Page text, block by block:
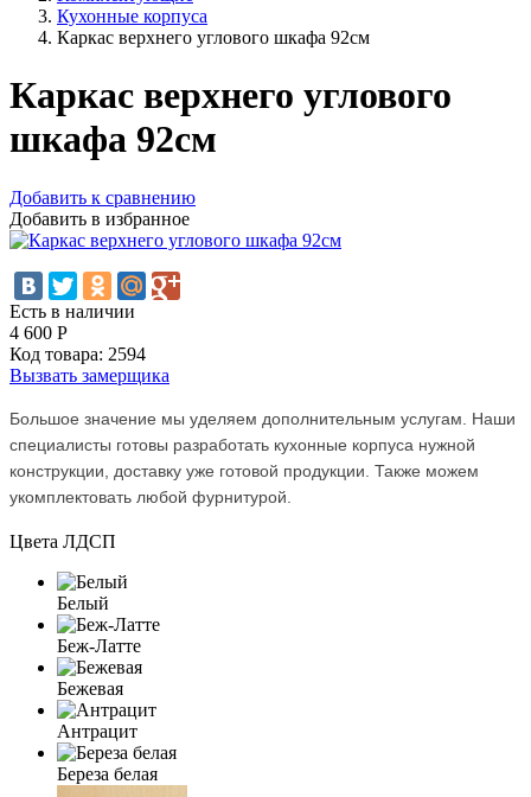
Кухонные корпуса
Каркас верхнего углового шкафа 92см
Каркас верхнего углового
шкафа 92см
Добавить к сравнению
Добавить в избранное
Есть в наличии
4 600 Р
Код товара: 2594
Вызвать замерщика
Большое значение мы уделяем дополнительным услугам. Наши
специалисты готовы разработать кухонные корпуса нужной
конструкции, доставку уже готовой продукции. Также можем
укомплектовать любой фурнитурой.
Цвета ЛДСП
Белый
Беж-Латте
Бежевая
Антрацит
Береза белая